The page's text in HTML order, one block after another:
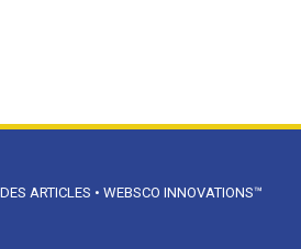
ARTICLES • WEBSCO INNOVATIONS™